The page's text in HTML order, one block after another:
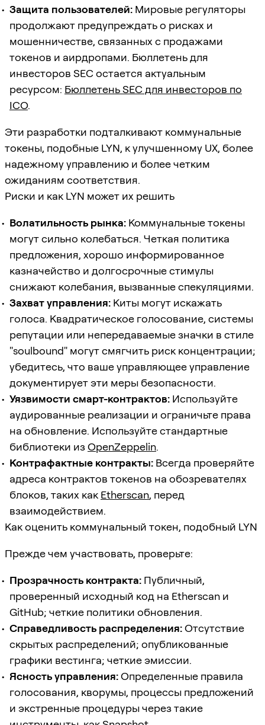
Защита пользователей: Мировые регуляторы
продолжают предупреждать о рисках и
мошенничестве, связанных с продажами
токенов и аирдропами. Бюллетень для
инвесторов SEC остается актуальным
ресурсом: Бюллетень SEC для инвесторов по
ICO.
Эти разработки подталкивают коммунальные
токены, подобные LYN, к улучшенному UX, более
надежному управлению и более четким
ожиданиям соответствия.
Риски и как LYN может их решить
Волатильность рынка: Коммунальные токены
могут сильно колебаться. Четкая политика
предложения, хорошо информированное
казначейство и долгосрочные стимулы
снижают колебания, вызванные спекуляциями.
Захват управления: Киты могут искажать
голоса. Квадратическое голосование, системы
репутации или непередаваемые значки в стиле
"soulbound" могут смягчить риск концентрации;
убедитесь, что ваше управляющее управление
документирует эти меры безопасности.
Уязвимости смарт-контрактов: Используйте
аудированные реализации и ограничьте права
на обновление. Используйте стандартные
библиотеки изOpenZeppelin.
Контрафактные контракты: Всегда проверяйте
адреса контрактов токенов на обозревателях
блоков, таких как Etherscan, перед
взаимодействием.
Как оценить коммунальный токен, подобный LYN
Прежде чем участвовать, проверьте:
Прозрачность контракта: Публичный,
проверенный исходный код на Etherscan и
GitHub; четкие политики обновления.
Справедливость распределения:Отсутствие
скрытых распределений; опубликованные
графики вестинга; четкие эмиссии.
Ясность управления:Определенные правила
голосования, кворумы, процессы предложений
и экстренные процедуры через такие